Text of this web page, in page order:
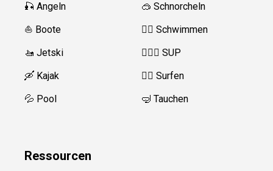
🎣 Angeln
⛵️ Boote
🚤 Jetski
🛶 Kajak
💦 Pool
🥽 Schnorcheln
🏊‍♂️ Schwimmen
🏄‍♀️🛶 SUP
🏄‍♂️ Surfen
🤿 Tauchen
Ressourcen